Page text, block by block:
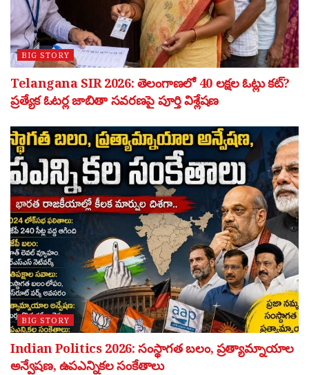
BIG STORY
Telangana SIR 2026: తెలంగాణలో 40 లక్షల ఓట్లు కట్?
ప్రత్యేక ఓటర్ల జాబితా సవరణపై పూర్తి విశ్లేషణ
BIG STORY
Indian Politics 2026: సంస్థాగత బలం, ప్రత్యామ్నాయాల
అన్వేషణ, ఉపఎన్నికల సంకేతాలు